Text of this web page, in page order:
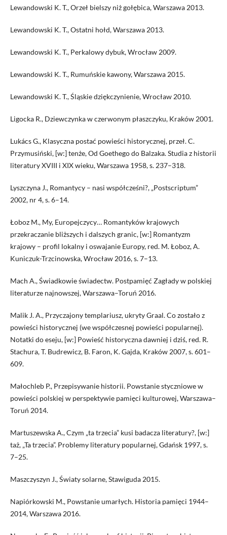
Lewandowski K. T., Orzeł bielszy niż gołębica, Warszawa 2013.
Lewandowski K. T., Ostatni hołd, Warszawa 2013.
Lewandowski K. T., Perkalowy dybuk, Wrocław 2009.
Lewandowski K. T., Rumuńskie kawony, Warszawa 2015.
Lewandowski K. T., Śląskie dziękczynienie, Wrocław 2010.
Ligocka R., Dziewczynka w czerwonym płaszczyku, Kraków 2001.
Lukács G., Klasyczna postać powieści historycznej, przeł. C.
Przymusiński, [w:] tenże, Od Goethego do Balzaka. Studia z historii
literatury XVIII i XIX wieku, Warszawa 1958, s. 237–318.
Lyszczyna J., Romantycy – nasi współcześni?, „Postscriptum”
2002, nr 4, s. 6–14.
Łoboz M., My, Europejczycy… Romantyków krajowych
przekraczanie bliższych i dalszych granic, [w:] Romantyzm
krajowy – profil lokalny i oswajanie Europy, red. M. Łoboz, A.
Kuniczuk-Trzcinowska, Wrocław 2016, s. 7–13.
Mach A., Świadkowie świadectw. Postpamięć Zagłady w polskiej
literaturze najnowszej, Warszawa–Toruń 2016.
Malik J. A., Przyczajony templariusz, ukryty Graal. Co zostało z
powieści historycznej (we współczesnej powieści popularnej).
Notatki do eseju, [w:] Powieść historyczna dawniej i dziś, red. R.
Stachura, T. Budrewicz, B. Faron, K. Gajda, Kraków 2007, s. 601–
609.
Małochleb P., Przepisywanie historii. Powstanie styczniowe w
powieści polskiej w perspektywie pamięci kulturowej, Warszawa–
Toruń 2014.
Martuszewska A., Czym „ta trzecia” kusi badacza literatury?, [w:]
taż, „Ta trzecia”. Problemy literatury popularnej, Gdańsk 1997, s.
7–25.
Maszczyszyn J., Światy solarne, Stawiguda 2015.
Napiórkowski M., Powstanie umarłych. Historia pamięci 1944–
2014, Warszawa 2016.